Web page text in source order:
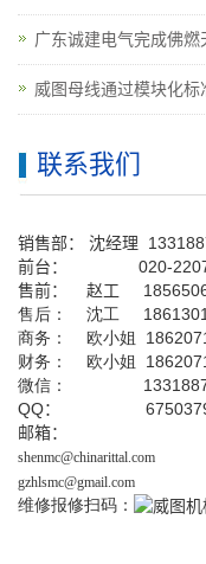
广东诚建电气完成佛燃
威图母线通过模块化标
联系我们
销售部： 沈经理
前台： 020-
售前： 赵工
售后： 沈工
商务： 欧小姐
财务： 欧小姐
微信：
QQ：
邮箱：
shenmc@chinarittal.com
gzhlsmc@gmail.com
维修报修扫码：